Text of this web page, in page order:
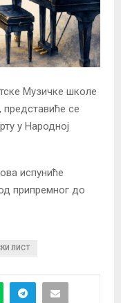
Музичке школе
представиће се
у Народној
испуниће
припремног до
ЛИСТ